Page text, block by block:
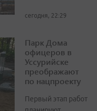
сегодня, 22:29
Парк Дома
офицеров в
Уссурийске
преображают
по нацпроекту
Первый этап работ